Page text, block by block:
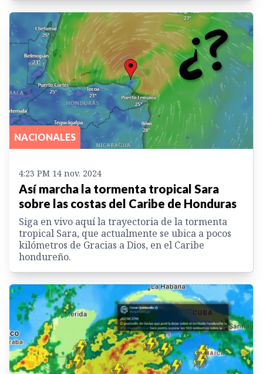
NACIONALES
4:23 PM 14 nov. 2024
Así marcha la tormenta tropical Sara
sobre las costas del Caribe de Honduras
Siga en vivo aquí la trayectoria de la tormenta
tropical Sara, que actualmente se ubica a pocos
kilómetros de Gracias a Dios, en el Caribe
hondureño.